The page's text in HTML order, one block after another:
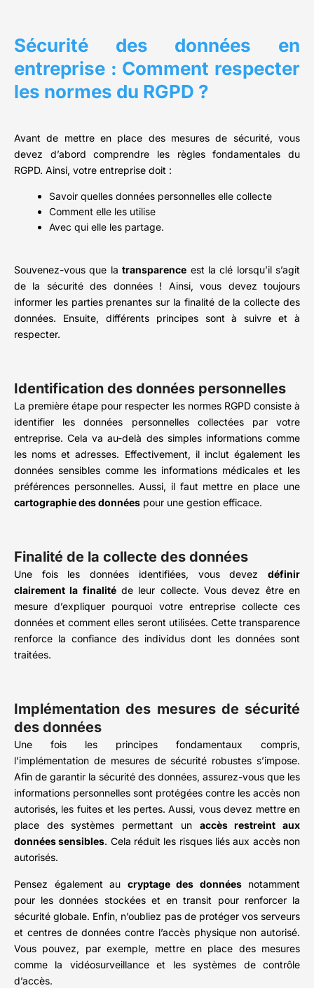
Sécurité des données en
entreprise : Comment respecter
les normes du RGPD ?
Avant de mettre en place des mesures de sécurité, vous
devez d’abord comprendre les règles fondamentales du
RGPD. Ainsi, votre entreprise doit :
Savoir quelles données personnelles elle collecte
Comment elle les utilise
Avec qui elle les partage.
Souvenez-vous que latransparence est la clé lorsqu’il s’agit
de la sécurité des données ! Ainsi, vous devez toujours
informer les parties prenantes sur la finalité de la collecte des
données. Ensuite, différents principes sont à suivre et à
respecter.
Identification des données personnelles
La première étape pour respecter les normes RGPD consiste à
identifier les données personnelles collectées par votre
entreprise. Cela va au-delà des simples informations comme
les noms et adresses. Effectivement, il inclut également les
données sensibles comme les informations médicales et les
préférences personnelles. Aussi, il faut mettre en place une
cartographie des données pour une gestion efficace.
Finalité de la collecte des données
Une fois les données identifiées, vous devez définir
clairement la finalitéde leur collecte. Vous devez être en
mesure d’expliquer pourquoi votre entreprise collecte ces
données et comment elles seront utilisées. Cette transparence
renforce la confiance des individus dont les données sont
traitées.
Implémentation des mesures de sécurité
des données
Une fois les principes fondamentaux compris,
l’implémentation de mesures de sécurité robustes s’impose.
Afin de garantir la sécurité des données, assurez-vous que les
informations personnelles sont protégées contre les accès non
autorisés, les fuites et les pertes. Aussi, vous devez mettre en
place des systèmes permettant un accès restreint aux
données sensibles. Cela réduit les risques liés aux accès non
autorisés.
Pensez également au cryptage des donnéesnotamment
pour les données stockées et en transit pour renforcer la
sécurité globale. Enfin, n’oubliez pas de protéger vos serveurs
et centres de données contre l’accès physique non autorisé.
Vous pouvez, par exemple, mettre en place des mesures
comme la vidéosurveillance et les systèmes de contrôle
d’accès.